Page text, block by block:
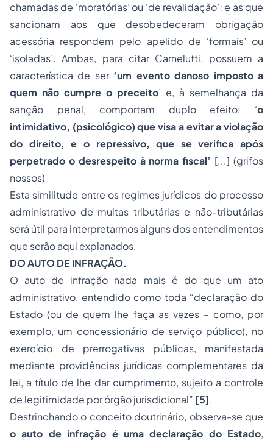
chamadas de ‘moratórias’ ou ‘de revalidação’; e as que
sancionam aos que desobedeceram obrigação
acessória respondem pelo apelido de ‘formais’ ou
‘isoladas’. Ambas, para citar Carnelutti, possuem a
característica de ser ‘um evento danoso imposto a
quem não cumpre o preceito’ e, à semelhança da
sanção penal, comportam duplo efeito: ‘o
intimidativo, (psicológico) que visa a evitar a violação
do direito, e o repressivo, que se verifica após
perpetrado o desrespeito à norma fiscal’ [...] (grifos
nossos)
Esta similitude entre os regimes jurídicos do processo
administrativo de multas tributárias e não-tributárias
será útil para interpretarmos alguns dos entendimentos
que serão aqui explanados.
DO AUTO DE INFRAÇÃO.
O auto de infração nada mais é do que um ato
administrativo, entendido como toda “declaração do
Estado (ou de quem lhe faça as vezes – como, por
exemplo, um concessionário de serviço público), no
exercício de prerrogativas públicas, manifestada
mediante providências jurídicas complementares da
lei, a título de lhe dar cumprimento, sujeito a controle
de legitimidade por órgão jurisdicional” [5].
Destrinchando o conceito doutrinário, observa-se que
o auto de infração é uma declaração do Estado,